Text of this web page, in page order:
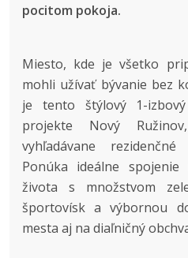
pocitom pokoja.
Miesto, kde je všetko
mohli užívať bývanie bez
je tento štýlový 1-
projekte Nový
vyhľadávane
Ponúka ideálne spojenie
života s množstvom
športovísk a výbornou
mesta aj na diaľničný